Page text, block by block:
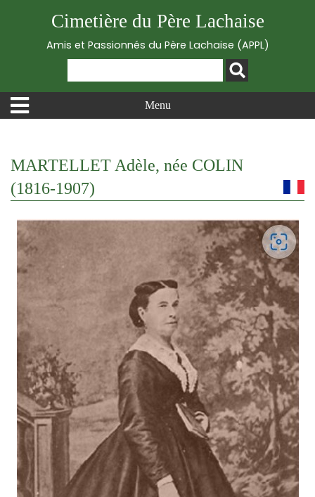
Cimetière du Père Lachaise
Amis et Passionnés du Père Lachaise (APPL)
Menu
MARTELLET Adèle, née COLIN
(1816-1907)